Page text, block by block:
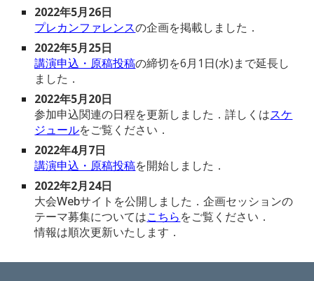
2022年5月26日
プレカンファレンスの企画を掲載しました ．
2022年5月25日
講演申込・原稿投稿の締切を6月1日(水)まで延長し
ました．
2022年5月20日
参加申込関連の日程を更新しました．詳しくはスケ
ジュールをご覧ください．
2022年4月7日
講演申込・原稿投稿を開始しました．
2022年2月24日
大会Webサイトを公開しました ．企画セッションの
テーマ募集についてはこちらをご覧ください ．
情報は順次更新いたします ．